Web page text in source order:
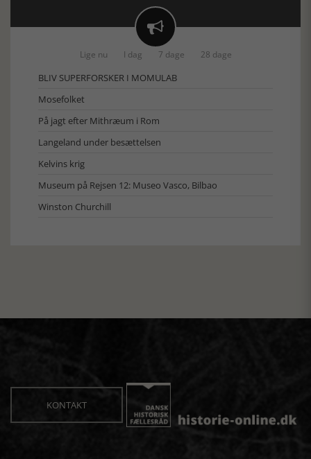

Lige nu I dag 7 dage 28 dage
BLIV SUPERFORSKER I MOMULAB
Mosefolket
På jagt efter Mithræum i Rom
Langeland under besættelsen
Kelvins krig
Museum på Rejsen 12: Museo Vasco, Bilbao
Winston Churchill
KONTAKT